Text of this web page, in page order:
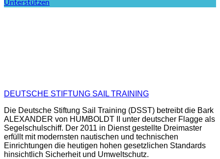
Unterstützen
DEUTSCHE STIFTUNG SAIL TRAINING
Die Deutsche Stiftung Sail Training (DSST) betreibt die Bark
ALEXANDER von HUMBOLDT II unter deutscher Flagge als
Segelschulschiff. Der 2011 in Dienst gestellte Dreimaster
erfüllt mit modernsten nautischen und technischen
Einrichtungen die heutigen hohen gesetzlichen Standards
hinsichtlich Sicherheit und Umweltschutz.